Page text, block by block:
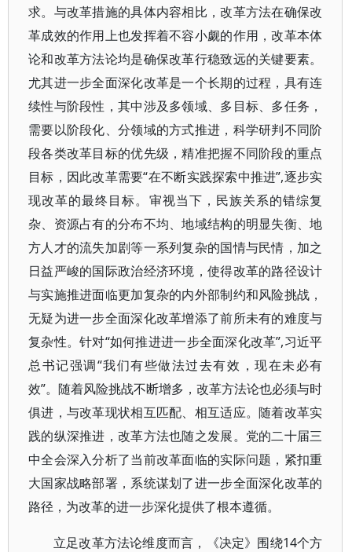
求。与改革措施的具体内容相比，改革方法在确保改
革成效的作用上也发挥着不容小觑的作用，改革本体
论和改革方法论均是确保改革行稳致远的关键要素。
尤其进一步全面深化改革是一个长期的过程，具有连
续性与阶段性，其中涉及多领域、多目标、多任务，
需要以阶段化、分领域的方式推进，科学研判不同阶
段各类改革目标的优先级，精准把握不同阶段的重点
目标，因此改革需要“在不断实践探索中推进”,逐步实
现改革的最终目标。审视当下，民族关系的错综复
杂、资源占有的分布不均、地域结构的明显失衡、地
方人才的流失加剧等一系列复杂的国情与民情，加之
日益严峻的国际政治经济环境，使得改革的路径设计
与实施推进面临更加复杂的内外部制约和风险挑战，
无疑为进一步全面深化改革增添了前所未有的难度与
复杂性。针对“如何推进进一步全面深化改革”,习近平
总书记强调“我们有些做法过去有效，现在未必有
效”。随着风险挑战不断增多，改革方法论也必须与时
俱进，与改革现状相互匹配、相互适应。随着改革实
践的纵深推进，改革方法也随之发展。党的二十届三
中全会深入分析了当前改革面临的实际问题，紧扣重
大国家战略部署，系统谋划了进一步全面深化改革的
路径，为改革的进一步深化提供了根本遵循。
立足改革方法论维度而言，《决定》围绕14个方